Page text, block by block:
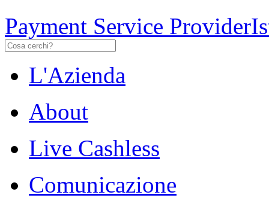
Payment Service Provider
L'Azienda
About
Live Cashless
Comunicazione